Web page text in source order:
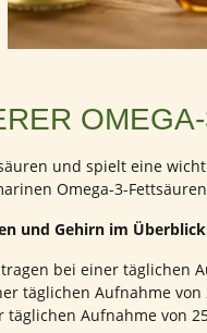
und spielt eine
Omega-3-
und Gehirn im
tragen bei einer täglichen
täglichen Aufnahme
täglichen Aufnahme von